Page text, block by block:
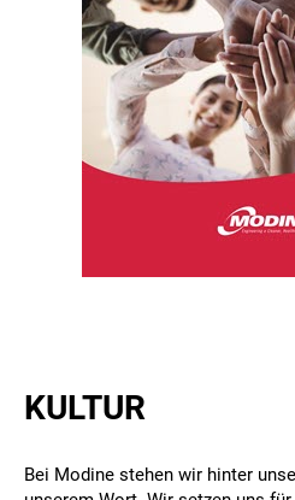
KULTUR
Bei Modine stehen wir hinter